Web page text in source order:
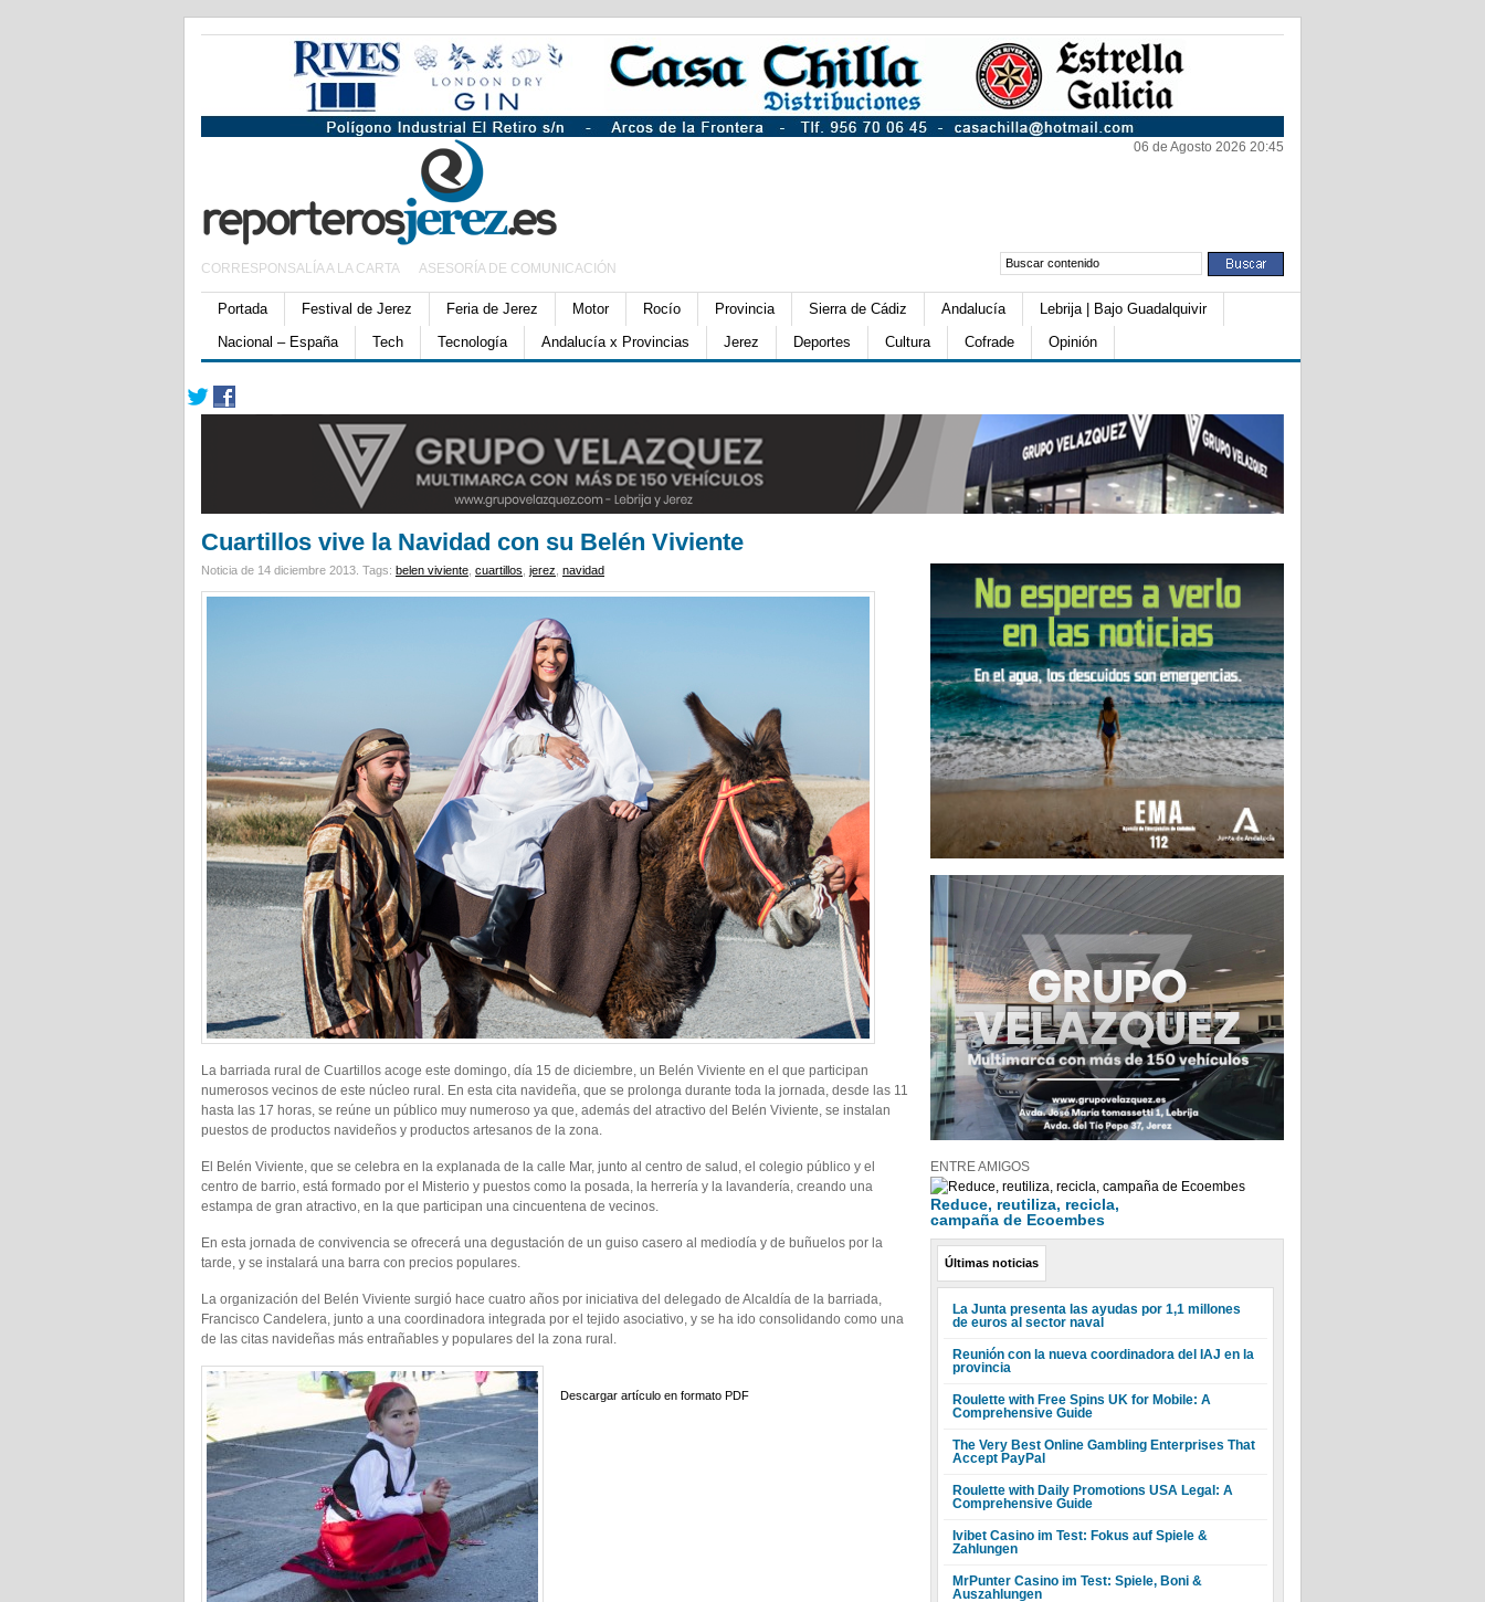
06 de Agosto 2026 20:45
CORRESPONSALÍA A LA CARTA ASESORÍA DE COMUNICACIÓN
Portada Festival de Jerez Feria de Jerez Motor Rocío Provincia Sierra de Cádiz Andalucía
Lebrija | Bajo Guadalquivir
Nacional – España
Tech Tecnología Andalucía x Provincias Jerez Deportes Cultura Cofrade Opinión
Cuartillos vive la Navidad con su Belén Viviente
Noticia de 14 diciembre 2013. Tags: belen viviente cuartillos jerez navidad
La barriada rural de Cuartillos acoge este domingo, día 15 de diciembre, un Belén Viviente en el que participan
numerosos vecinos de este núcleo rural. En esta cita navideña, que se prolonga durante toda la jornada, desde las 11
hasta las 17 horas, se reúne un público muy numeroso ya que, además del atractivo del Belén Viviente, se instalan
puestos de productos navideños y productos artesanos de la zona.
El Belén Viviente, que se celebra en la explanada de la calle Mar, junto al centro de salud, el colegio público y el
centro de barrio, está formado por el Misterio y puestos como la posada, la herrería y la lavandería, creando una
estampa de gran atractivo, en la que participan una cincuentena de vecinos.
En esta jornada de convivencia se ofrecerá una degustación de un guiso casero al mediodía y de buñuelos por la
tarde, y se instalará una barra con precios populares.
La organización del Belén Viviente surgió hace cuatro años por iniciativa del delegado de Alcaldía de la barriada,
Francisco Candelera, junto a una coordinadora integrada por el tejido asociativo, y se ha ido consolidando como una
de las citas navideñas más entrañables y populares del la zona rural.
Descargar artículo en formato PDF
ENTRE AMIGOS
Reduce, reutiliza, recicla,
campaña de Ecoembes
Últimas noticias
La Junta presenta las ayudas por 1,1 millones
de euros al sector naval
Reunión con la nueva coordinadora del IAJ en la
provincia
Roulette with Free Spins UK for Mobile: A
Comprehensive Guide
The Very Best Online Gambling Enterprises That
Accept PayPal
Roulette with Daily Promotions USA Legal: A
Comprehensive Guide
Ivibet Casino im Test: Fokus auf Spiele &
Zahlungen
MrPunter Casino im Test: Spiele, Boni &
Auszahlungen